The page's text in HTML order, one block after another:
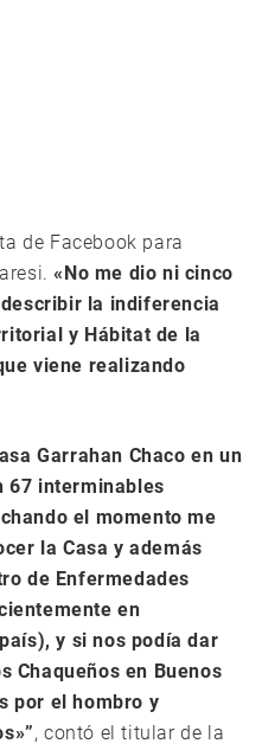
de Facebook para
«No me dio ni cinco
la indiferencia
y Hábitat de la
viene realizando
Garrahan Chaco en un
67 interminables
el momento me
la Casa y además
de Enfermedades
en
y si nos podía dar
Chaqueños en Buenos
por el hombro y
, contó el titular de la